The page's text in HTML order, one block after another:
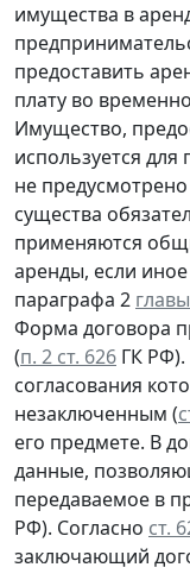
имущества в
предоставить
плату во
Имущество,
используется
не
существа
применяются
аренды, если
параграфа 2
Форма договора
(п. 2 ст. 626 ГК
согласования
незаключенным (
его предмете. В
данные,
передаваемое в
РФ). Согласно ст.
заключающий